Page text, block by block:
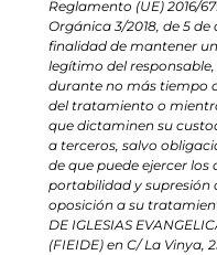
Reglamento (UE) 2016/
Orgánica 3/2018, de 5
finalidad de mantener
legítimo del responsable,
durante no más tiempo
del tratamiento o
que dictaminen su
a terceros, salvo
de que puede ejercer los
portabilidad y supresión
oposición a su
DE IGLESIAS
(FIEIDE) en C/ La Vinya,